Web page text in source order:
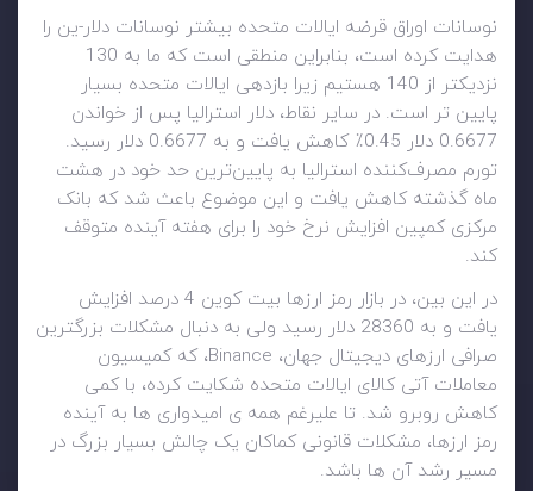
نوسانات اوراق قرضه ایالات متحده بیشتر نوسانات دلار-ین را
هدایت کرده است، بنابراین منطقی است که ما به 130
نزدیکتر از 140 هستیم زیرا بازدهی ایالات متحده بسیار
پایین تر است. در سایر نقاط، دلار استرالیا پس از خواندن
0.6677 دلار 0.45٪ کاهش یافت و به 0.6677 دلار رسید.
تورم مصرف‌کننده استرالیا به پایین‌ترین حد خود در هشت
ماه گذشته کاهش یافت و این موضوع باعث شد که بانک
مرکزی کمپین افزایش نرخ خود را برای هفته آینده متوقف
کند.
در این بین، در بازار رمز ارزها بیت کوین 4 درصد افزایش
یافت و به 28360 دلار رسید ولی به دنبال مشکلات بزرگترین
صرافی ارزهای دیجیتال جهان، Binance، که کمیسیون
معاملات آتی کالای ایالات متحده شکایت کرده، با کمی
کاهش روبرو شد. تا علیرغم همه ی امیدواری ها به آینده
رمز ارزها، مشکلات قانونی کماکان یک چالش بسیار بزرگ در
مسیر رشد آن ها باشد.